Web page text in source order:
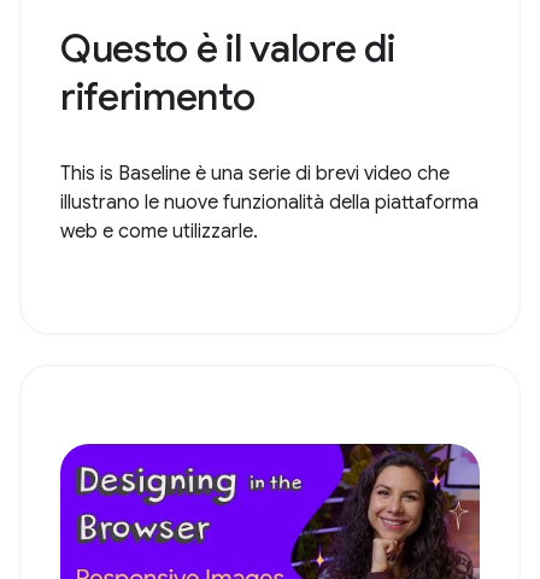
Questo è il valore di
riferimento
This is Baseline è una serie di brevi video che
illustrano le nuove funzionalità della piattaforma
web e come utilizzarle.